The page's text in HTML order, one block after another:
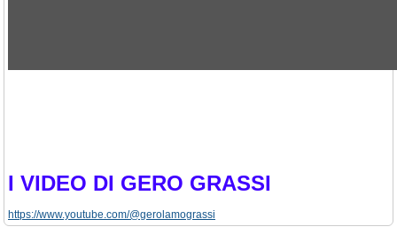
I VIDEO DI GERO GRASSI
https://www.youtube.com/@gerolamograssi